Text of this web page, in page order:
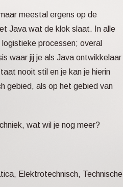
meestal ergens op de
Java wat de klok slaat. In alle
processen; overal
waar jij je als Java ontwikkelaar
nooit stil en je kan je hierin
gebied, als op het gebied van
wat wil je nog meer?
Elektrotechnisch, Technische